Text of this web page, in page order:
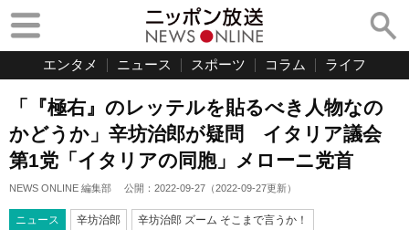
エンタメ ニュース スポーツ コラム ライフ
「『極右』のレッテルを貼るべき人物なの
かどうか」辛坊治郎が疑問 イタリア議会
第1党「イタリアの同胞」メローニ党首
NEWS ONLINE 編集部 公開： 2022-09-27 （2022-09-27更新）
ニュース 辛坊治郎 辛坊治郎 ズーム そこまで言うか！